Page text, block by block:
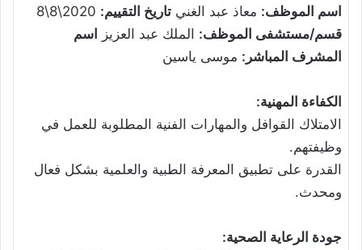
اسم الموظف: معاذ عبد الغنيتاريخ التقييم:
قسم/مستشفى الموظف: الملك عبد العزيز اسم
المشرف المباشر: موسى ياسين
الكفاءة المهنية:
الامتلاك القوافل والمهارات الفنية المطلوبة للعمل في
وظيفتهم.
القدرة على تطبيق المعرفة الطبية والعلمية بشكل فعال
ومحدث.
جودة الرعاية الصحية: